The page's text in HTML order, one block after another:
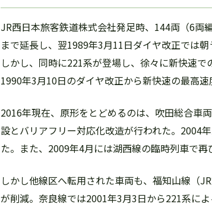
JR西日本旅客鉄道株式会社発足時、144両（6
まで延長し、翌1989年3月11日ダイヤ改正では
しかし、同時に221系が登場し、徐々に新快速で
1990年3月10日のダイヤ改正から新快速の最高
2016年現在、原形をとどめるのは、吹田総合車
設とバリアフリー対応化改造が行われた。2004
た。また、2009年4月には湖西線の臨時列車で再
しかし他線区へ転用された車両も、福知山線（
が削減。奈良線では2001年3月3日から221系に